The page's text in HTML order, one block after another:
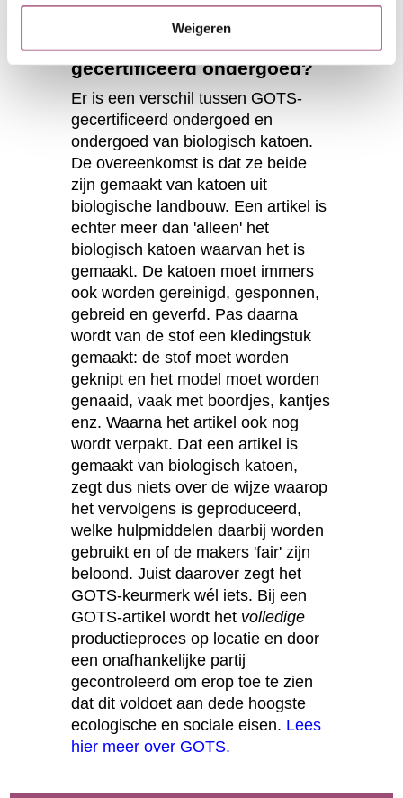
Weigeren
Wat betekent GOTS-
gecertificeerd ondergoed?
Er is een verschil tussen GOTS-
gecertificeerd ondergoed en
ondergoed van biologisch katoen.
De overeenkomst is dat ze beide
zijn gemaakt van katoen uit
biologische landbouw. Een artikel is
echter meer dan 'alleen' het
biologisch katoen waarvan het is
gemaakt. De katoen moet immers
ook worden gereinigd, gesponnen,
gebreid en geverfd. Pas daarna
wordt van de stof een kledingstuk
gemaakt: de stof moet worden
geknipt en het model moet worden
genaaid, vaak met boordjes, kantjes
enz. Waarna het artikel ook nog
wordt verpakt. Dat een artikel is
gemaakt van biologisch katoen,
zegt dus niets over de wijze waarop
het vervolgens is geproduceerd,
welke hulpmiddelen daarbij worden
gebruikt en of de makers 'fair' zijn
beloond. Juist daarover zegt het
GOTS-keurmerk wél iets. Bij een
GOTS-artikel wordt het volledige
productieproces op locatie en door
een onafhankelijke partij
gecontroleerd om erop toe te zien
dat dit voldoet aan dede hoogste
ecologische en sociale eisen. Lees
hier meer over GOTS.